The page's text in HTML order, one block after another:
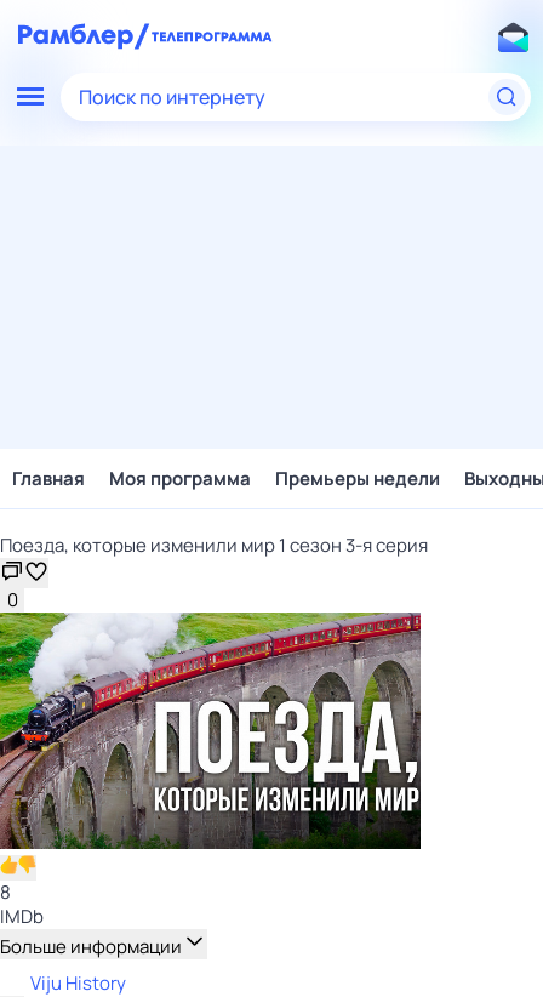
Поиск по интернету
Главная Моя программа Премьеры недели
Поезда, которые изменили мир 1 сезон 3-я серия
0
8
IMDb
Больше информации
Viju History